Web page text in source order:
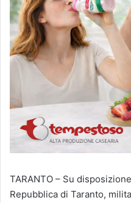
TARANTO – Su
Repubblica di Taranto,